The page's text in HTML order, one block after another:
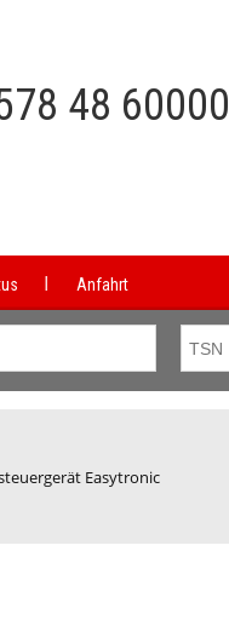
48 60000
Anfahrt
Easytronic